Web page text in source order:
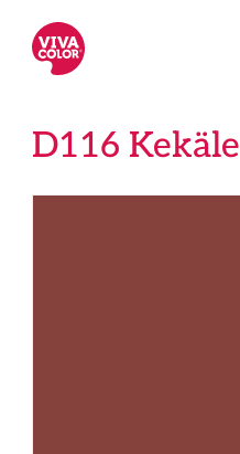
D116 Kekäle